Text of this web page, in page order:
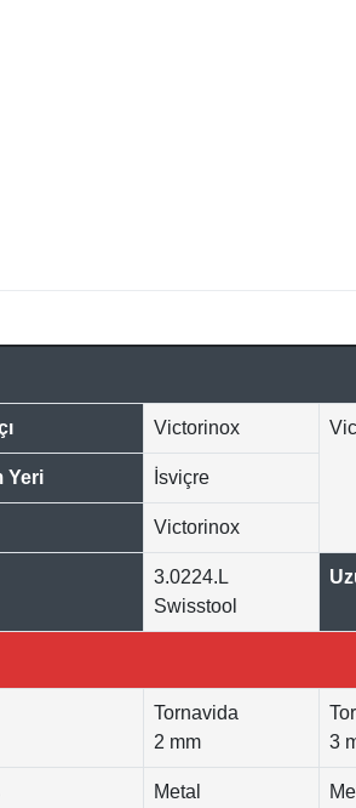
Victorinox
Yeri İsviçre
Victorinox
3.0224.L
Swisstool
Tornavida
2 mm
3
Metal